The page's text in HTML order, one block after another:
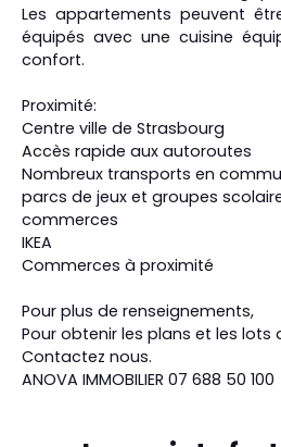
Les appartements peuvent
équipés avec une cuisine
confort.
Proximité:
Centre ville de Strasbourg
Accès rapide aux autoroutes
Nombreux transports en
parcs de jeux et groupes
commerces
IKEA
Commerces à proximité
Pour plus de renseignements,
Pour obtenir les plans et les lots
Contactez nous.
ANOVA IMMOBILIER 07 688 50 100